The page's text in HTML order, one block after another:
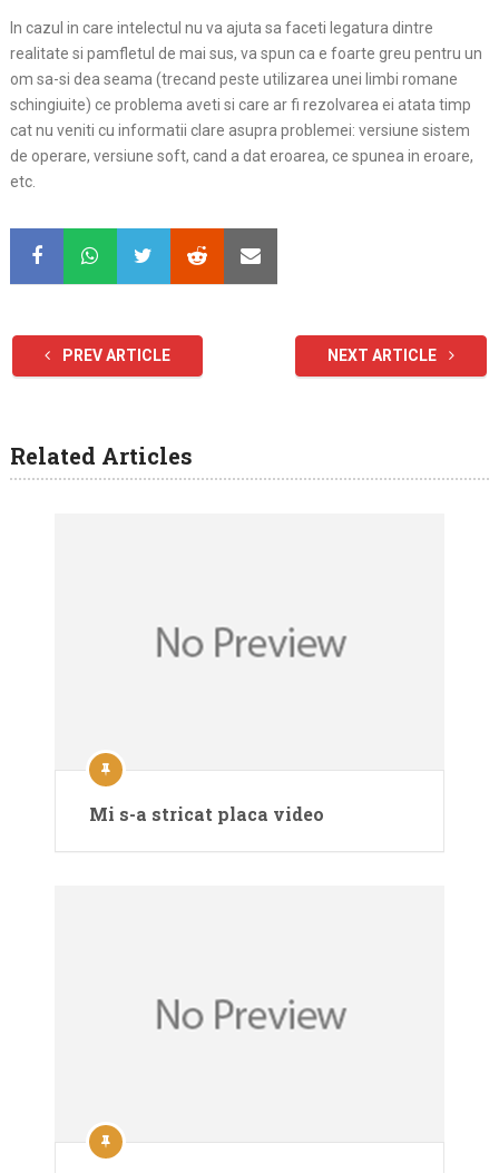
In cazul in care intelectul nu va ajuta sa faceti legatura dintre
realitate si pamfletul de mai sus, va spun ca e foarte greu pentru un
om sa-si dea seama (trecand peste utilizarea unei limbi romane
schingiuite) ce problema aveti si care ar fi rezolvarea ei atata timp
cat nu veniti cu informatii clare asupra problemei: versiune sistem
de operare, versiune soft, cand a dat eroarea, ce spunea in eroare,
etc.
PREV ARTICLE NEXT ARTICLE
Related Articles
Mi s-a stricat placa video